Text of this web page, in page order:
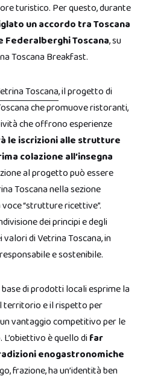
turistico. Per questo, durante
un accordo tra Toscana
Federalberghi Toscana, su
Toscana Breakfast.
Toscana, il progetto di
che promuove ristoranti,
che offrono esperienze
le iscrizioni alle strutture
colazione all’insegna
al progetto può essere
Toscana nella sezione
“strutture ricettive”.
dei principi e degli
di Vetrina Toscana, in
e sostenibile.
di prodotti locali esprime la
territorio e il rispetto per
vantaggio competitivo per le
è quello difar
enogastronomiche
frazione, ha un’identità ben